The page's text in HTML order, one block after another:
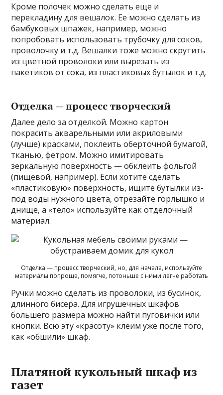
Кроме полочек можно сделать еще и
перекладину для вешалок. Ее можно сделать из
бамбуковых шпажек, например, можно
попробовать использовать трубочку для соков,
проволочку и т.д. Вешалки тоже можно скрутить
из цветной проволоки или вырезать из
пакетиков от сока, из пластиковых бутылок и т.д.
Отделка — процесс творческий
Далее дело за отделкой. Можно картон
покрасить акварельными или акриловыми
(лучше) красками, поклеить оберточной бумагой,
тканью, фетром. Можно имитировать
зеркальную поверхность — обклеить фольгой
(пищевой, например). Если хотите сделать
«пластиковую» поверхность, ищите бутылки из-
под воды нужного цвета, отрезайте горлышко и
днище, а «тело» используйте как отделочный
материал.
Отделка — процесс творческий, но, для начала, используйте
материалы попроще, помягче, потоньше с ними легче работать
Ручки можно сделать из проволоки, из бусинок,
длинного бисера. Для игрушечных шкафов
большего размера можно найти пуговички или
кнопки. Всю эту «красоту» клеим уже после того,
как «обшили» шкаф.
Платяной кукольный шкаф из
газет